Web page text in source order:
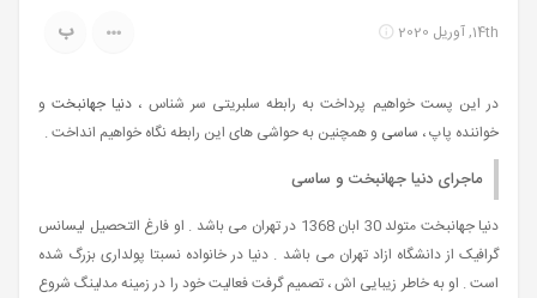
14th, آوریل 2020 ب
در این پست خواهیم پرداخت به رابطه سلبریتی سر شناس ، دنیا جهانبختو
خواننده پاپ ، ساسی و همچنین به حواشی های این رابطه نگاه خواهیم انداخت .
ماجرای دنیا جهانبخت و ساسی
دنیا جهانبخت متولد 30 ابان 1368 در تهران می باشد . او فارغ التحصیل لیسانس
گرافیک از دانشگاه ازاد تهران می باشد . دنیا در خانواده نسبتا پولداری بزرگ شده
است . او به خاطر زیبایی اش ، تصمیم گرفت فعالیت خود را در زمینه مدلینگ شروع